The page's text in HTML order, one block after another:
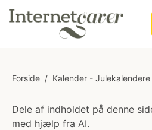
Forside / Kalender - Julekalendere
Dele af indholdet på denne
med hjælp fra AI.